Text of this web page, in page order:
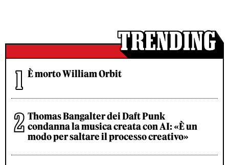
È morto William Orbit
Thomas Bangalter dei Daft Punk
condanna la musica creata con AI: «È un
modo per saltare il processo creativo»